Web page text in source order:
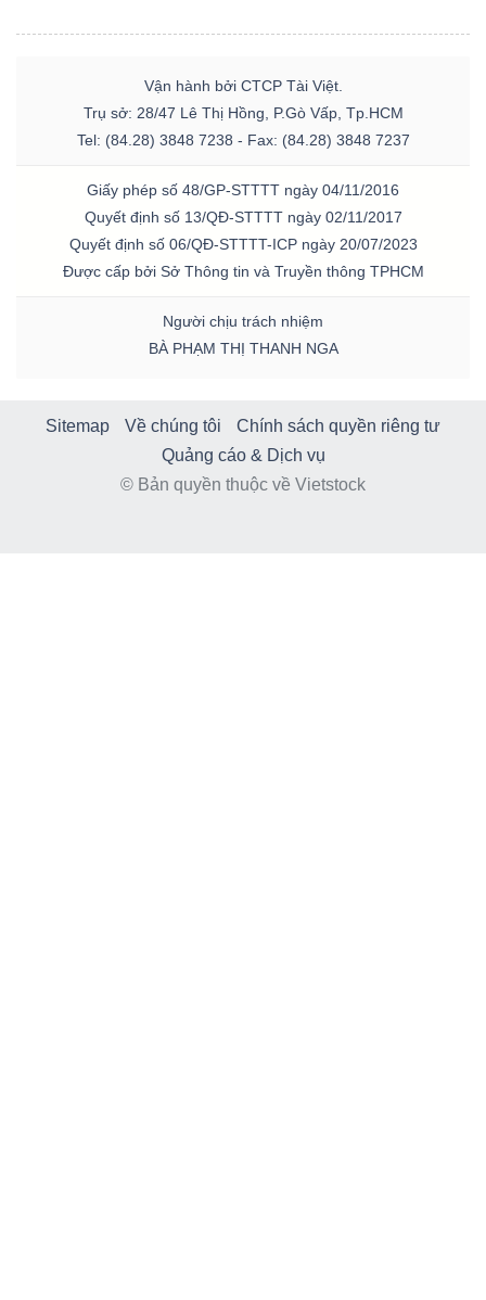
Vận hành bởi CTCP Tài Việt.
Trụ sở: 28/47 Lê Thị Hồng, P.Gò Vấp, Tp.HCM
Tel: (84.28) 3848 7238 - Fax: (84.28) 3848 7237
Giấy phép số 48/GP-STTTT ngày 04/11/2016
Quyết định số 13/QĐ-STTTT ngày 02/11/2017
Quyết định số 06/QĐ-STTTT-ICP ngày 20/07/2023
Được cấp bởi Sở Thông tin và Truyền thông TPHCM
Người chịu trách nhiệm
BÀ PHẠM THỊ THANH NGA
Sitemap Về chúng tôi
Chính sách quyền riêng tư
Quảng cáo & Dịch vụ
© Bản quyền thuộc về Vietstock